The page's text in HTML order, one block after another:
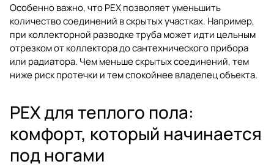
Особенно важно, что PEX позволяет уменьшить
количество соединений в скрытых участках. Например,
при коллекторной разводке труба может идти цельным
отрезком от коллектора до сантехнического прибора
или радиатора. Чем меньше скрытых соединений, тем
ниже риск протечки и тем спокойнее владелец объекта.
PEX для теплого пола:
комфорт, который начинается
под ногами